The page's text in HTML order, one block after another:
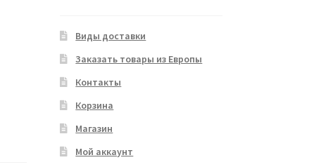
Виды доставки
Заказать товары из Европы
Контакты
Корзина
Магазин
Мой аккаунт